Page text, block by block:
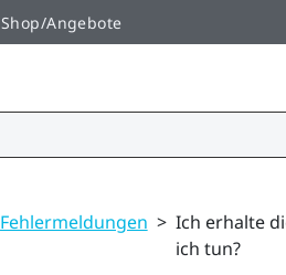
Shop/Angebote
Fehlermeldungen > Ich erhalte
ich tun?